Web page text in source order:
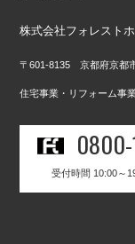
株式会社フォレスト
〒601-8135 京都府京都
住宅事業・リフォーム事
受付時間 10:00～